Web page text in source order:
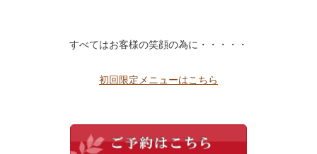
すべてはお客様の笑顔の為に・・・・・
初回限定メニューはこちら